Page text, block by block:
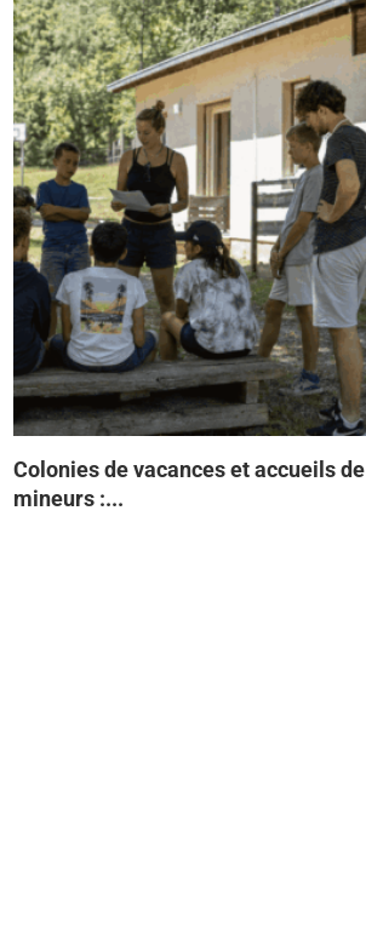
Colonies de vacances et accueils de
mineurs :...